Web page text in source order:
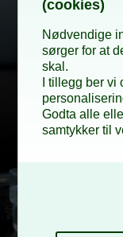
(cookies)
Nødvendige
sørger for at
skal.
I tillegg ber
Godta alle
samtykker til